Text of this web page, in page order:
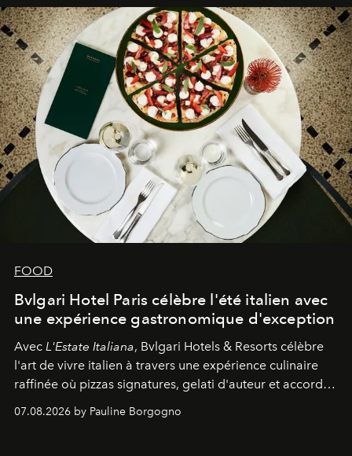
FOOD
Bvlgari Hotel Paris célèbre l'été italien avec
une expérience gastronomique d'exception
Avec L'Estate Italiana, Bvlgari Hotels & Resorts célèbre
l'art de vivre italien à travers une expérience culinaire
raffinée où pizzas signatures, gelati d'auteur et accords
d'exception composent un véritable voyage sensoriel.
07.08.2026 by Pauline Borgogno